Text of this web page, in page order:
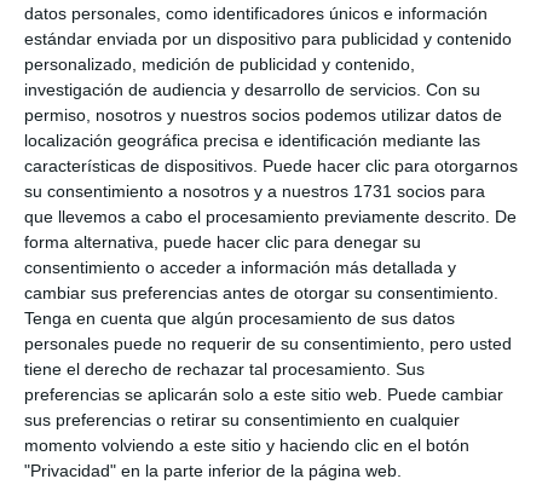
datos personales, como identificadores únicos e información
estándar enviada por un dispositivo para publicidad y contenido
personalizado, medición de publicidad y contenido,
investigación de audiencia y desarrollo de servicios. Con su
permiso, nosotros y nuestros socios podemos utilizar datos de
localización geográfica precisa e identificación mediante las
características de dispositivos. Puede hacer clic para otorgarnos
su consentimiento a nosotros y a nuestros 1731 socios para
que llevemos a cabo el procesamiento previamente descrito. De
forma alternativa, puede hacer clic para denegar su
consentimiento o acceder a información más detallada y
cambiar sus preferencias antes de otorgar su consentimiento.
Tenga en cuenta que algún procesamiento de sus datos
personales puede no requerir de su consentimiento, pero usted
tiene el derecho de rechazar tal procesamiento. Sus
preferencias se aplicarán solo a este sitio web. Puede cambiar
sus preferencias o retirar su consentimiento en cualquier
momento volviendo a este sitio y haciendo clic en el botón
"Privacidad" en la parte inferior de la página web.
miércoles. BEATRIZ MARTÍN.
En su argumentación, Cuevas Dawson defendió que
los recursos públicos no son infinitos y que “quienes
llevan años sosteniendo el sistema con su trabajo y
sus impuestos no pueden quedar relegados, por
eso, lo que planteamos hoy es de sentido común:
orden, control, protección de nuestros servicios
públicos, y prioridad para quienes llevan años
contribuyendo al sostenimiento de este país y este
municipio”.
La moción salió adelante con los votos a favor del